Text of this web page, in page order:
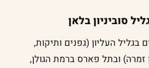
סוביניון בלאן
בגליל העליון (גפנים ותיקות,
בן זמרה) ובתל פארס ברמת הגולן,